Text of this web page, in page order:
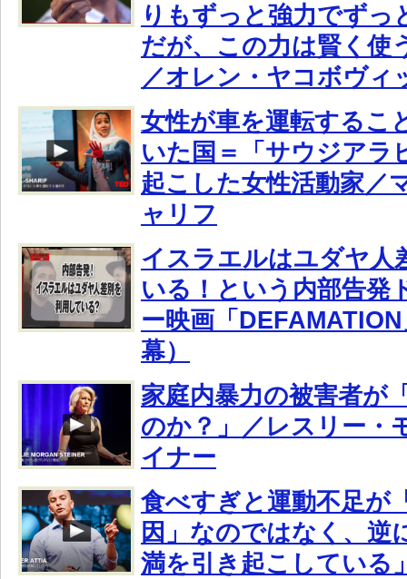
りもずっと強力でずっ
だが、この力は賢く使
／オレン・ヤコボヴィ
女性が車を運転するこ
いた国＝「サウジアラ
起こした女性活動家／
ャリフ
イスラエルはユダヤ人
いる！という内部告発
ー映画「
幕）
家庭内暴力の被害者が
のか？」／レスリー・
イナー
食べすぎと運動不足が
因」なのではなく、逆
満を引き起こしている